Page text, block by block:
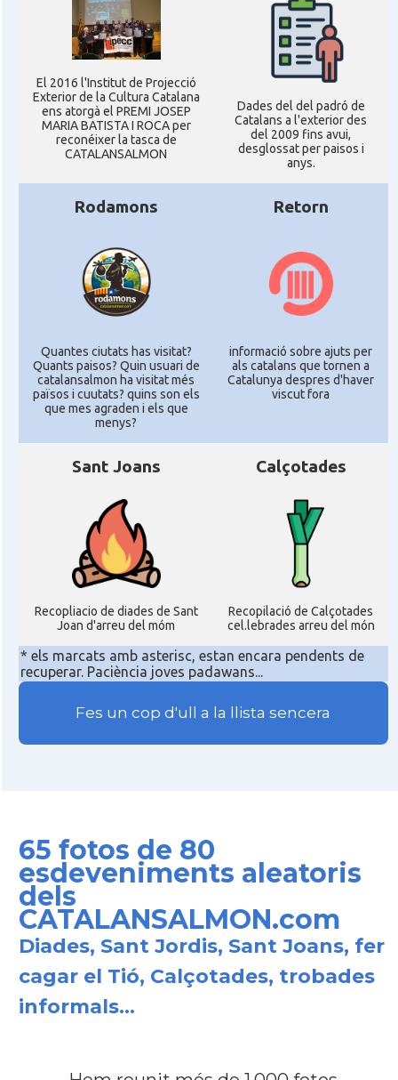
El 2016 l'Institut de Projecció
Exterior de la Cultura Catalana
ens atorgà el PREMI JOSEP
MARIA BATISTA I ROCA per
reconéixer la tasca de
CATALANSALMON
Dades del del padró de
Catalans a l'exterior des
del 2009 fins avui,
desglossat per paisos i
anys.
Rodamons
Quantes ciutats has visitat?
Quants paisos? Quin usuari de
catalansalmon ha visitat més
països i cuutats? quins son els
que mes agraden i els que
menys?
Retorn
informació sobre ajuts per
als catalans que tornen a
Catalunya despres d'haver
viscut fora
Sant Joans
Recopliacio de diades de Sant
Joan d'arreu del móm
Calçotades
Recopilació de Calçotades
cel.lebrades arreu del món
* els marcats amb asterisc, estan encara pendents de
recuperar. Paciència joves padawans...
Fes un cop d'ull a la llista sencera
65 fotos de 80
esdeveniments aleatoris
dels
CATALANSALMON.com
Diades, Sant Jordis, Sant Joans, fer
cagar el Tió, Calçotades, trobades
informals...